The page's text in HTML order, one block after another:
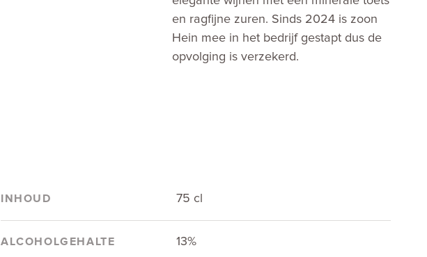
en ragfijne zuren. Sinds 2024 is zoon
Hein mee in het bedrijf gestapt dus de
opvolging is verzekerd.
INHOUD 75 cl
ALCOHOLGEHALTE 13%